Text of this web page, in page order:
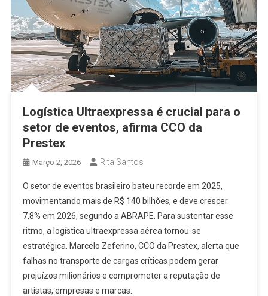
Logística Ultraexpressa é crucial para o
setor de eventos, afirma CCO da
Prestex
Março 2, 2026 Rita Santos
O setor de eventos brasileiro bateu recorde em 2025,
movimentando mais de R$ 140 bilhões, e deve crescer
7,8% em 2026, segundo a ABRAPE. Para sustentar esse
ritmo, a logística ultraexpressa aérea tornou-se
estratégica. Marcelo Zeferino, CCO da Prestex, alerta que
falhas no transporte de cargas críticas podem gerar
prejuízos milionários e comprometer a reputação de
artistas, empresas e marcas.